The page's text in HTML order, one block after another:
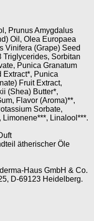
Prunus Amygdalus
Oil, Olea Europaea
Vinifera (Grape) Seed
Triglycerides, Sorbitan
Punica Granatum
Extract*, Punica
Fruit Extract,
(Shea) Butter*,
Flavor (Aroma)**,
Sorbate,
Limonene***, Linalool***.
ätherischer Öle
Haus GmbH & Co.
D-69123 Heidelberg.